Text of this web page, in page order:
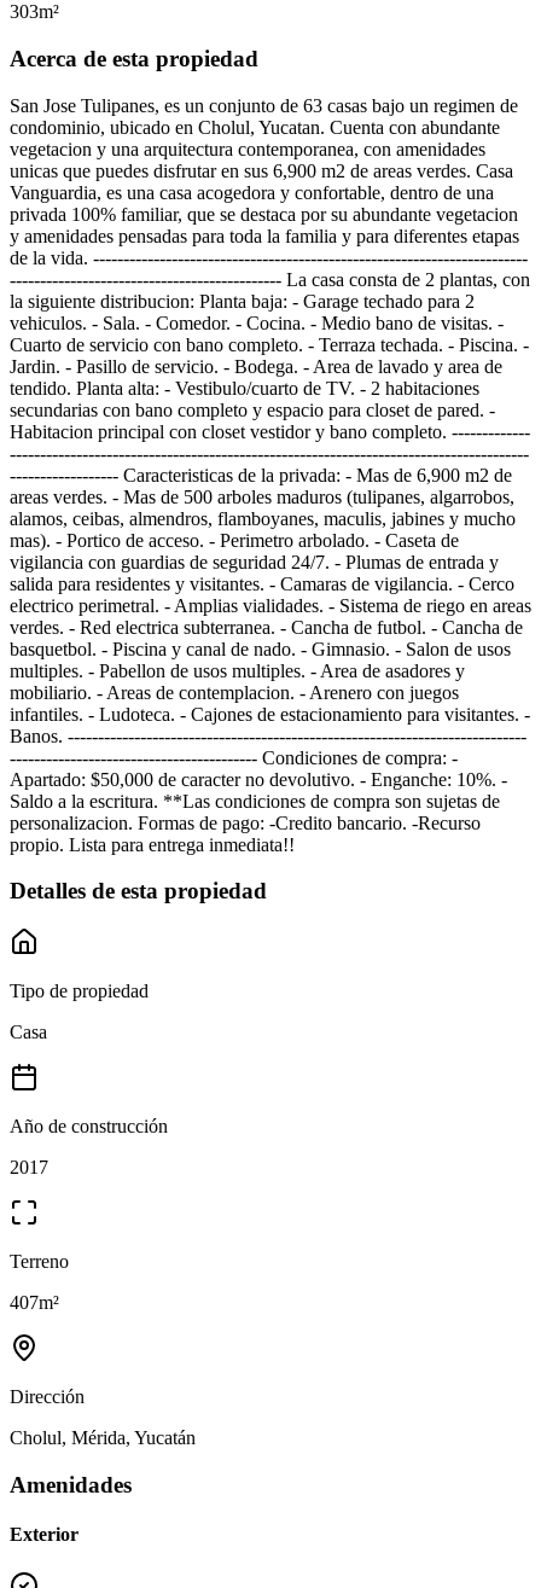
303m²
Acerca de esta propiedad
San Jose Tulipanes, es un conjunto de 63 casas bajo un regimen de
condominio, ubicado en Cholul, Yucatan. Cuenta con abundante
vegetacion y una arquitectura contemporanea, con amenidades
unicas que puedes disfrutar en sus 6,900 m2 de areas verdes. Casa
Vanguardia, es una casa acogedora y confortable, dentro de una
privada 100% familiar, que se destaca por su abundante vegetacion
y amenidades pensadas para toda la familia y para diferentes etapas
de la vida. ------------------------------------------------------------------------
--------------------------------------------- La casa consta de 2 plantas, con
la siguiente distribucion: Planta baja: - Garage techado para 2
vehiculos. - Sala. - Comedor. - Cocina. - Medio bano de visitas. -
Cuarto de servicio con bano completo. - Terraza techada. - Piscina. -
Jardin. - Pasillo de servicio. - Bodega. - Area de lavado y area de
tendido. Planta alta: - Vestibulo/cuarto de TV. - 2 habitaciones
secundarias con bano completo y espacio para closet de pared. -
Habitacion principal con closet vestidor y bano completo. -------------
--------------------------------------------------------------------------------------
------------------ Caracteristicas de la privada: - Mas de 6,900 m2 de
areas verdes. - Mas de 500 arboles maduros (tulipanes, algarrobos,
alamos, ceibas, almendros, flamboyanes, maculis, jabines y mucho
mas). - Portico de acceso. - Perimetro arbolado. - Caseta de
vigilancia con guardias de seguridad 24/7. - Plumas de entrada y
salida para residentes y visitantes. - Camaras de vigilancia. - Cerco
electrico perimetral. - Amplias vialidades. - Sistema de riego en areas
verdes. - Red electrica subterranea. - Cancha de futbol. - Cancha de
basquetbol. - Piscina y canal de nado. - Gimnasio. - Salon de usos
multiples. - Pabellon de usos multiples. - Area de asadores y
mobiliario. - Areas de contemplacion. - Arenero con juegos
infantiles. - Ludoteca. - Cajones de estacionamiento para visitantes. -
Banos. ----------------------------------------------------------------------------
----------------------------------------- Condiciones de compra: -
Apartado: $50,000 de caracter no devolutivo. - Enganche: 10%. -
Saldo a la escritura. **Las condiciones de compra son sujetas de
personalizacion. Formas de pago: -Credito bancario. -Recurso
propio. Lista para entrega inmediata!!
Detalles de esta propiedad
Tipo de propiedad
Casa
Año de construcción
2017
Terreno
407m²
Dirección
Cholul, Mérida, Yucatán
Amenidades
Exterior